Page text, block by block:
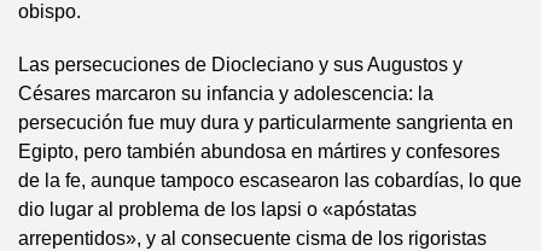
obispo.
Las persecuciones de Diocleciano y sus Augustos y
Césares marcaron su infancia y adolescencia: la
persecución fue muy dura y particularmente sangrienta en
Egipto, pero también abundosa en mártires y confesores
de la fe, aunque tampoco escasearon las cobardías, lo que
dio lugar al problema de los lapsi o «apóstatas
arrepentidos», y al consecuente cisma de los rigoristas